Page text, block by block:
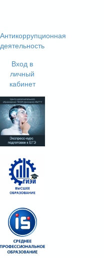
Антикоррупционная
деятельность
Вход в
личный
кабинет